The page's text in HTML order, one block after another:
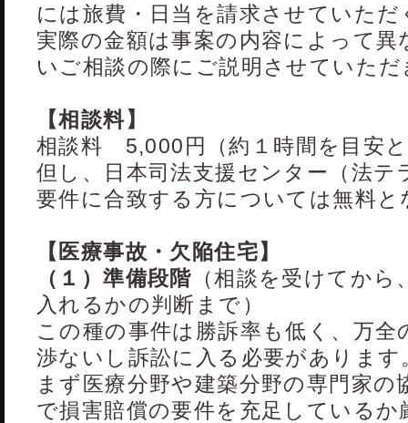
には旅費・日当を請求させていた
実際の金額は事案の内容によって
いご相談の際にご説明させていた
【相談料】
相談料 5,000円（約１時間を目安
但し、日本司法支援センター（法テ
要件に合致する方については無料と
【医療事故・欠陥住宅】
（１）準備段階 （相談を受けてか
入れるかの判断まで）
この種の事件は勝訴率も低く、万全
渉ないし訴訟に入る必要があります
まず医療分野や建築分野の専門家の
で損害賠償の要件を充足している